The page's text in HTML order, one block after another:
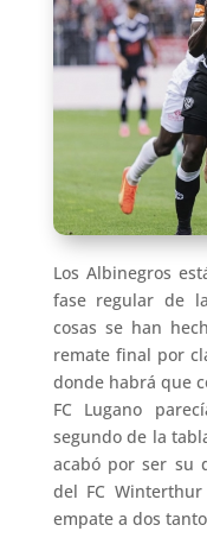
Los Albinegros
fase regular de
cosas se han
remate final por
donde habrá que
FC Lugano
segundo de la
acabó por ser su
del FC
empate a dos